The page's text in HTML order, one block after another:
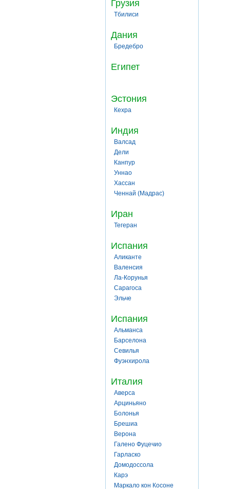
Грузия
Тбилиси
Дания
Бредебро
Египет
Эстония
Кехра
Индия
Валсад
Дели
Канпур
Уннао
Хассан
Ченнай (Мадрас)
Иран
Тегеран
Испания
Аликанте
Валенсия
Ла-Корунья
Сарагоса
Эльче
Испания
Альманса
Барселона
Севилья
Фуэнхирола
Италия
Аверса
Арциньяно
Болонья
Брешиа
Верона
Галено Фуцечио
Гарласко
Домодоссола
Карэ
Маркало кон Косоне